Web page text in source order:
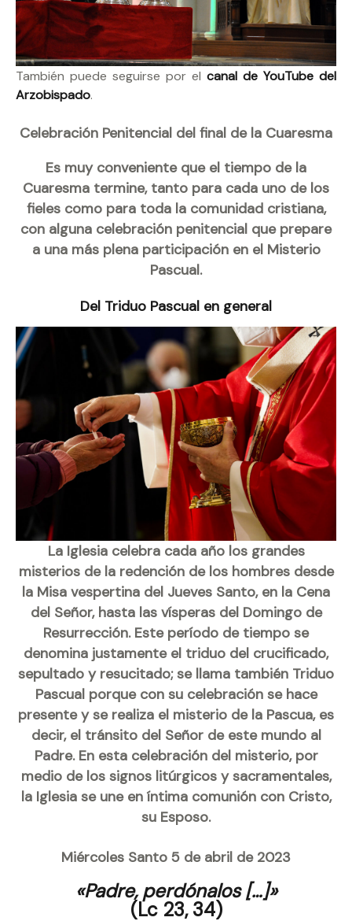
También puede seguirse por el canal de YouTube del
Arzobispado.
Celebración Penitencial del final de la Cuaresma
Es muy conveniente que el tiempo de la
Cuaresma termine, tanto para cada uno de los
fieles como para toda la comunidad cristiana,
con alguna celebración penitencial que prepare
a una más plena participación en el Misterio
Pascual.
Del Triduo Pascual en general
La Iglesia celebra cada año los grandes
misterios de la redención de los hombres desde
la Misa vespertina del Jueves Santo, en la Cena
del Señor, hasta las vísperas del Domingo de
Resurrección. Este período de tiempo se
denomina justamente el triduo del crucificado,
sepultado y resucitado; se llama también Triduo
Pascual porque con su celebración se hace
presente y se realiza el misterio de la Pascua, es
decir, el tránsito del Señor de este mundo al
Padre. En esta celebración del misterio, por
medio de los signos litúrgicos y sacramentales,
la Iglesia se une en íntima comunión con Cristo,
su Esposo.
Miércoles Santo 5 de abril de 2023
«Padre, perdónalos […]»
(Lc 23, 34)